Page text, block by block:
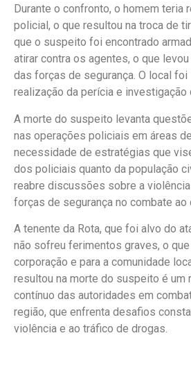
Durante o confronto, o homem teria
policial, o que resultou na troca de
que o suspeito foi encontrado
atirar contra os agentes, o que
das forças de segurança. O local foi
realização da perícia e investigação
A morte do suspeito levanta
nas operações policiais em áreas
necessidade de estratégias que
dos policiais quanto da população
reabre discussões sobre a
forças de segurança no combate ao
A tenente da Rota, que foi alvo do
não sofreu ferimentos graves, o
corporação e para a comunidade
resultou na morte do suspeito é um
contínuo das autoridades em
região, que enfrenta desafios
violência e ao tráfico de drogas.